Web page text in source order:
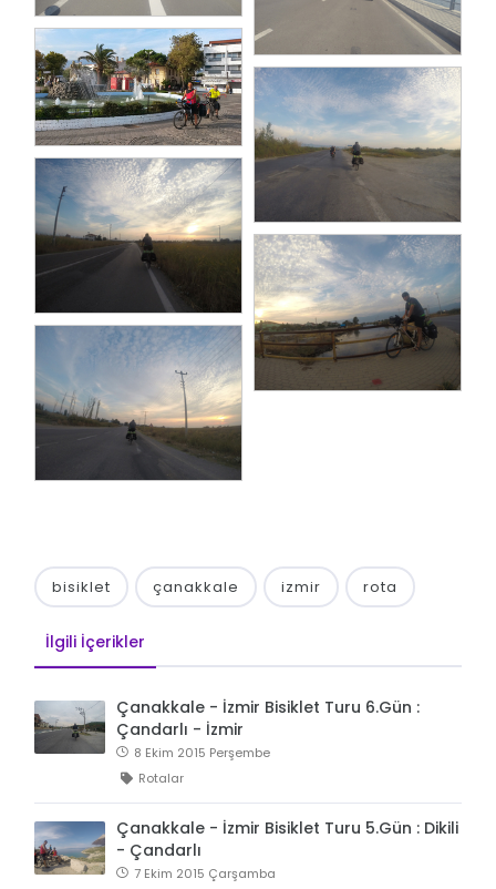
bisiklet çanakkale izmir rota
İlgili İçerikler
Çanakkale - İzmir Bisiklet Turu 6.Gün :
Çandarlı - İzmir
8 Ekim 2015 Perşembe
Rotalar
Çanakkale - İzmir Bisiklet Turu 5.Gün : Dikili
- Çandarlı
7 Ekim 2015 Çarşamba